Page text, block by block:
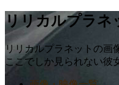
リリカルプラネ
リリカルプラネットの画
ここでしか見られない彼